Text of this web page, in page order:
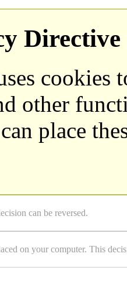
Directive
cookies
other
place
can be reversed.
on your computer. This